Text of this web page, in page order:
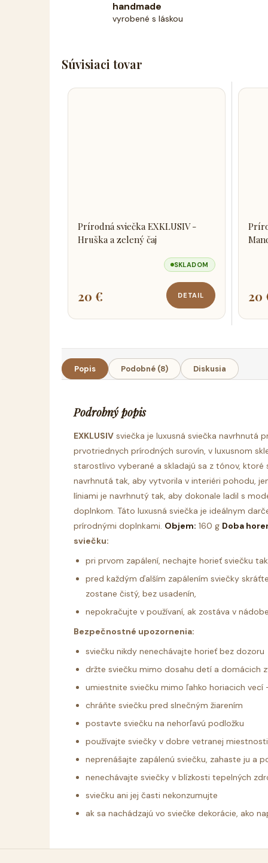
handmade
vyrobené s láskou
Súvisiaci tovar
Prírodná sviečka EXKLUSIV -
Hruška a zelený čaj
SKLADOM
20 € DETAIL 20
Popis Podobné (8) Diskusia
Podrobný popis
EXKLUSIV sviečka je luxusná sviečka navrhnutá
prvotriednych prírodných surovín, v luxusnom
starostlivo vyberané a skladajú sa z tónov,
navrhnutá tak, aby vytvorila v interiéri pohodu,
líniami je navrhnutý tak, aby dokonale ladil s
doplnkom. Táto luxusná sviečka je ideálnym
prírodnými doplnkami. Objem: 160 g Doba
sviečku:
pri prvom zapálení, nechajte horieť sviečku
pred každým ďalším zapálením sviečky
zostane čistý, bez usadenín,
nepokračujte v používaní, ak zostáva v
Bezpečnostné upozornenia:
sviečku nikdy nenechávajte horieť bez dozoru
držte sviečku mimo dosahu detí a domácich
umiestnite sviečku mimo ľahko horiacich vecí
chráňte sviečku pred slnečným žiarením
postavte sviečku na nehorľavú podložku
používajte sviečky v dobre vetranej
neprenášajte zapálenú sviečku, zahaste ju a
nenechávajte sviečky v blízkosti tepelných
sviečku ani jej časti nekonzumujte
ak sa nachádzajú vo sviečke dekorácie, ako